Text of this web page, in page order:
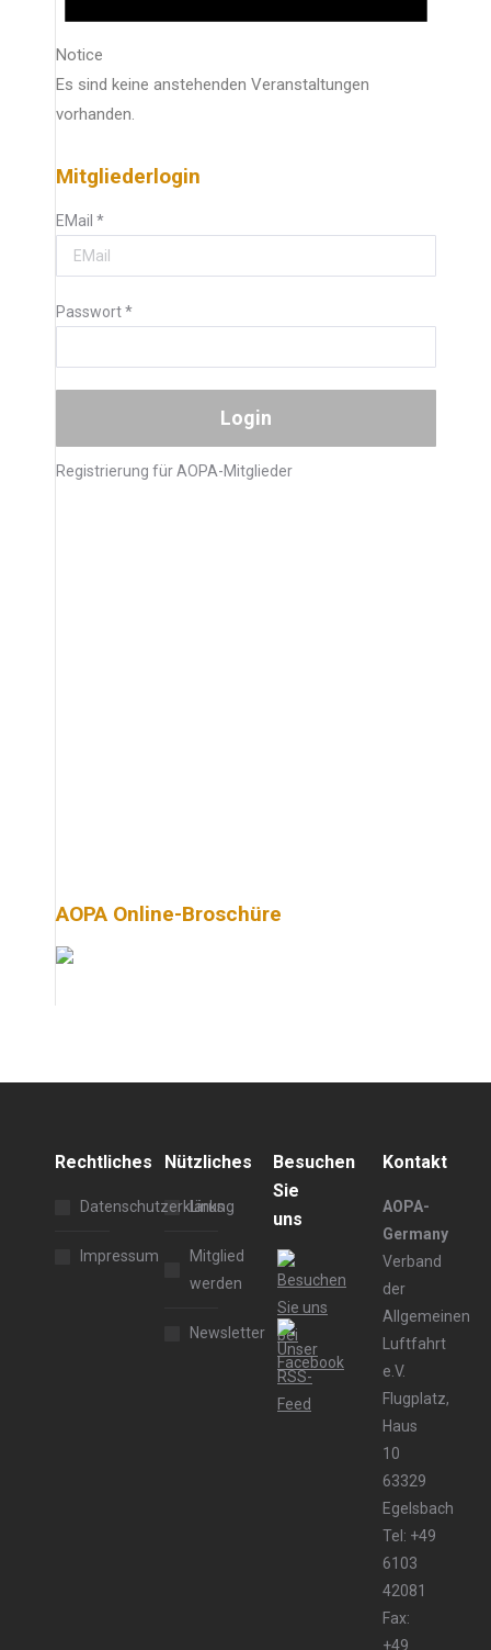
Notice
Es sind keine anstehenden Veranstaltungen
vorhanden.
Mitgliederlogin
EMail *
Passwort*
Registrierung für AOPA-Mitglieder
AOPA Online-Broschüre
Rechtliches
Datenschutzerklärung
Impressum
Nützliches
Links
Mitglied
werden
Newsletter
Besuchen
Sie
uns
Kontakt
AOPA-
Germany
Verband
der
Allgemeinen
Luftfahrt
e.V.
Flugplatz,
Haus
10
63329
Egelsbach
Tel: +49
6103
42081
Fax:
+49